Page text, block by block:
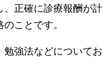
、正確に診療報酬が計
ことです。
勉強法などについてお